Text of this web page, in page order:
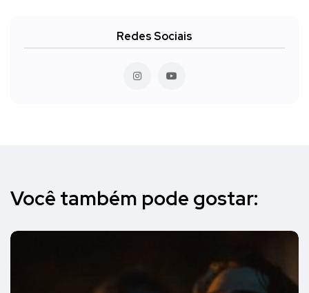
Redes Sociais
Você também pode gostar: